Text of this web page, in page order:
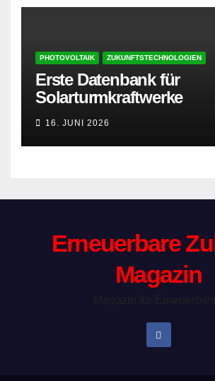
PHOTOVOLTAIK ZUKUNFTSTECHNOLOGIEN
Erste Datenbank für
Solarturmkraftwerke
16. JUNI 2026
Erneuerbare
Magazin